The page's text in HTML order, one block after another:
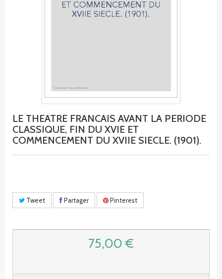
LE THEATRE FRANCAIS AVANT LA PERIODE
CLASSIQUE, FIN DU XVIE ET
COMMENCEMENT DU XVIIE SIECLE. (1901).
Tweet Partager Pinterest
75,00 €